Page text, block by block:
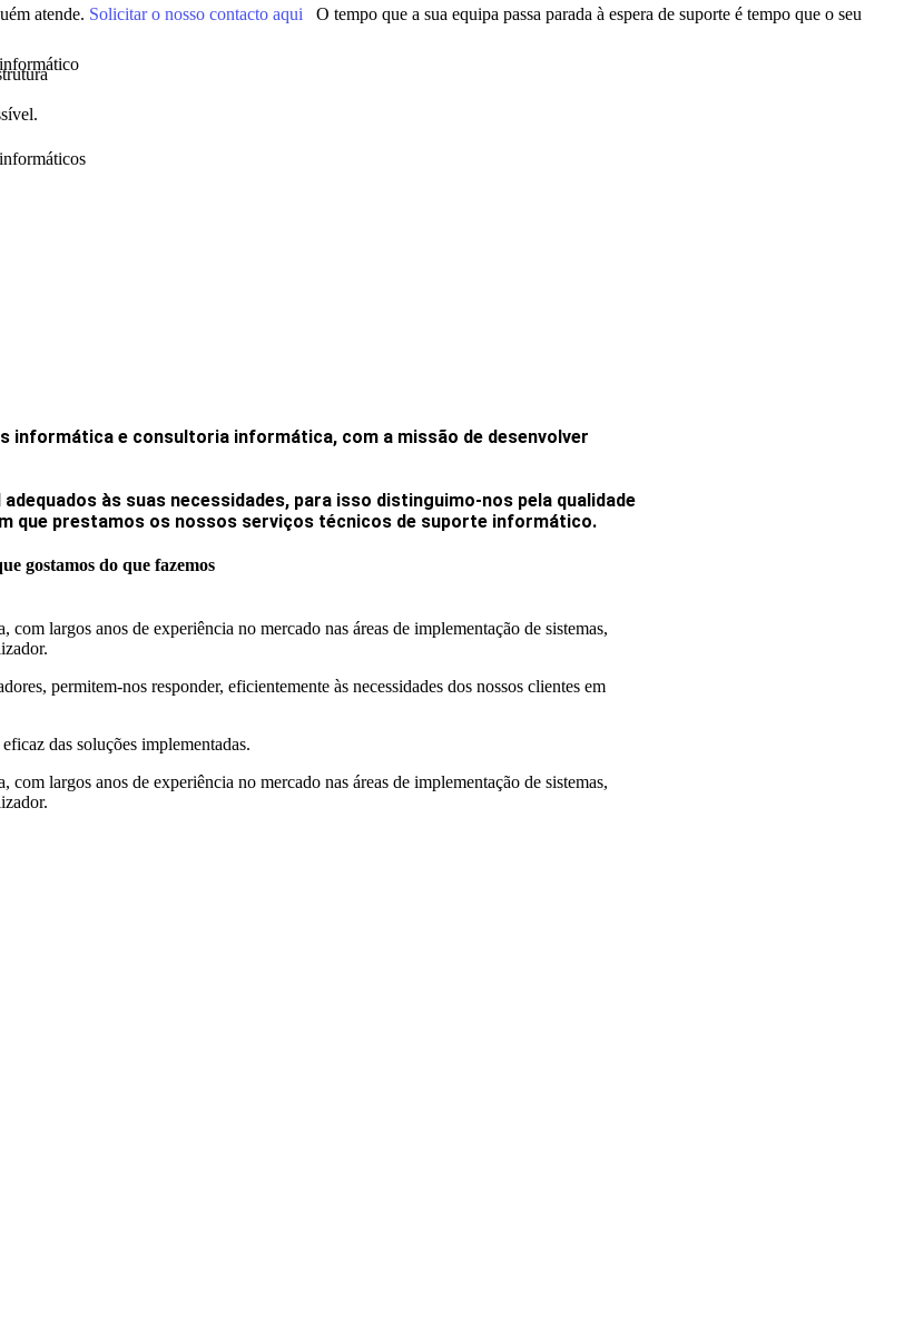
atende. Solicitar o nosso contacto aqui
O tempo que a sua equipa passa parada à espera de suporte é tempo que o seu
informática e consultoria informática, com a missão de desenvolver
às suas necessidades, para isso distinguimo-nos pela qualidade
que prestamos os nossos serviços técnicos de suporte informático.
gostamos do que fazemos
largos anos de experiência no mercado nas áreas de implementação de sistemas,
permitem-nos responder, eficientemente às necessidades dos nossos clientes em
das soluções implementadas.
largos anos de experiência no mercado nas áreas de implementação de sistemas,